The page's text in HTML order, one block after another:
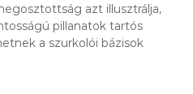
azt illusztrálja,
pillanatok tartós
a szurkolói bázisok